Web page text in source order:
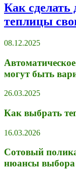
Как сделать
теплицы
08.12.2025
могут быть
26.03.2025
Как выбрать
16.03.2026
Сотовый
нюансы